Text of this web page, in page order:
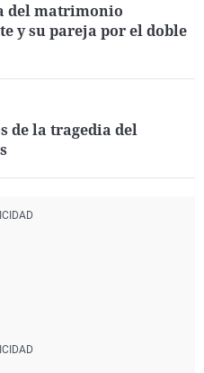
del matrimonio
y su pareja por el doble
de la tragedia del